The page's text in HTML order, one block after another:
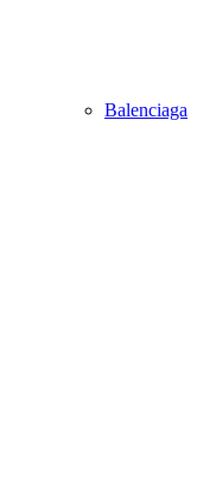
Balenciaga